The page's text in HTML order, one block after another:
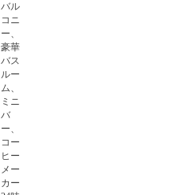
バル
コニ
ー、
豪華
バス
ルー
ム、
ミニ
バ
ー、
コー
ヒー
メー
カー